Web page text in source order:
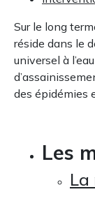
Sur le long
réside dans le
universel à
des épidémies
Les
La